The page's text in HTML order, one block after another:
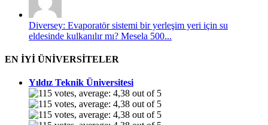
Diversey: Evaporatör sistemi bir yerleşim yeri için su
eldesinde kulkanılır mı? Mesela 500...
EN İYİ ÜNİVERSİTELER
Yıldız Teknik Üniversitesi